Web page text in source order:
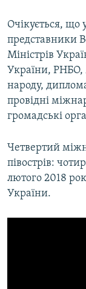
Очікується, що
представники
Міністрів
України, РНБО,
народу,
провідні
громадські
Четвертий
півострів:
лютого 2018
України.